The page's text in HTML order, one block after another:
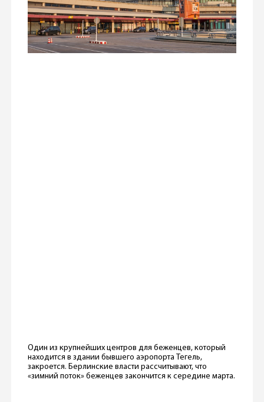
Один из крупнейших центров для беженцев, который
находится в здании бывшего аэропорта Тегель,
закроется. Берлинские власти рассчитывают, что
«зимний поток» беженцев закончится к середине марта.